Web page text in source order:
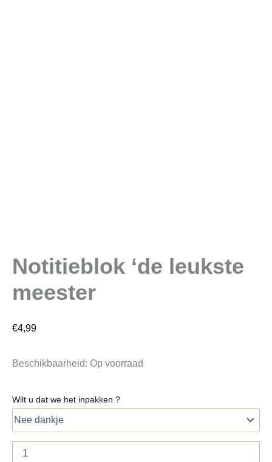
Notitieblok ‘de leukste
meester
€4,99
Beschikbaarheid: Op voorraad
Wilt u dat we het inpakken ?